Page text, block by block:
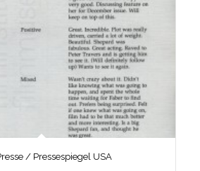
/ Pressespiegel USA